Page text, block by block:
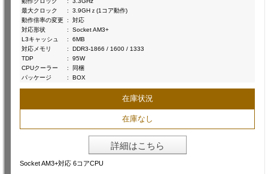
最大クロック
:
3.9GHｚ(1コア動作)
動作倍率の変更 :
対応
対応形状
:
Socket AM3+
L3キャッシュ
:
6MB
対応メモリ
:
DDR3-1866 / 1600 / 1333
TDP
:
95W
CPUクーラー
:
同梱
パッケージ
: BOX
在庫状況
在庫なし
詳細はこちら
Socket AM3+対応 6コアCPU